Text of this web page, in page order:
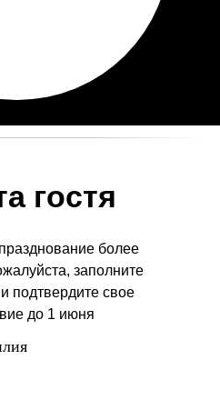
если вы
чувств, он неболее
заполните
подтвердите свое
до 1 июня
гостя